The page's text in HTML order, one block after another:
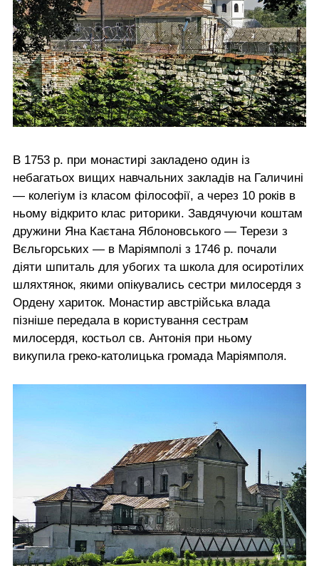
В 1753 р. при монастирі закладено один із
небагатьох вищих навчальних закладів на Галичині
— колегіум із класом філософії, а через 10 років в
ньому відкрито клас риторики. Завдячуючи коштам
дружини Яна Каєтана Яблоновського — Терези з
Вєльгорських — в Маріямполі з 1746 р. почали
діяти шпиталь для убогих та школа для осиротілих
шляхтянок, якими опікувались сестри милосердя з
Ордену хариток. Монастир австрійська влада
пізніше передала в користування сестрам
милосердя, костьол св. Антонія при ньому
викупила греко-католицька громада Маріямполя.